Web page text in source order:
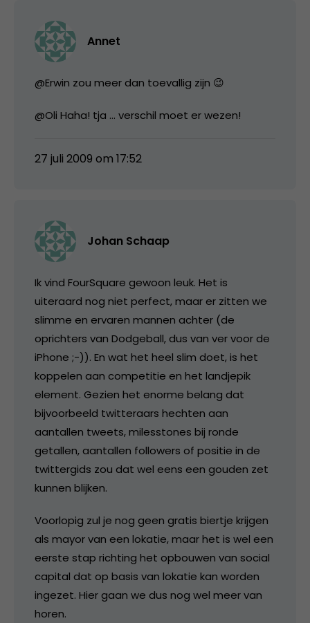
Annet
@Erwin zou meer dan toevallig zijn 😉
@Oli Haha! tja … verschil moet er wezen!
27 juli 2009 om 17:52
Johan Schaap
Ik vind FourSquare gewoon leuk. Het is
uiteraard nog niet perfect, maar er zitten we
slimme en ervaren mannen achter (de
oprichters van Dodgeball, dus van ver voor de
iPhone ;-)). En wat het heel slim doet, is het
koppelen aan competitie en het landjepik
element. Gezien het enorme belang dat
bijvoorbeeld twitteraars hechten aan
aantallen tweets, milesstones bij ronde
getallen, aantallen followers of positie in de
twittergids zou dat wel eens een gouden zet
kunnen blijken.
Voorlopig zul je nog geen gratis biertje krijgen
als mayor van een lokatie, maar het is wel een
eerste stap richting het opbouwen van social
capital dat op basis van lokatie kan worden
ingezet. Hier gaan we dus nog wel meer van
horen.